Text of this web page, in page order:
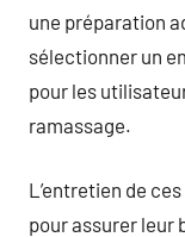
une préparation
sélectionner un
pour les
ramassage.
L’entretien de
pour assurer leur